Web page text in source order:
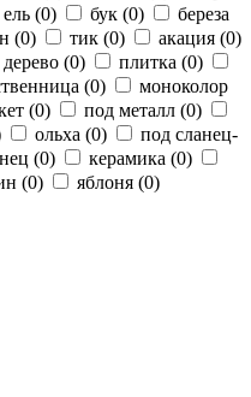
ель (0) бук (0)
береза
(0) тик (0) акация (0)
(0) плитка (0)
(0)
моноколор
(0) под металл (0)
ольха (0)
под сланец-
(0) керамика (0)
(0) яблоня (0)